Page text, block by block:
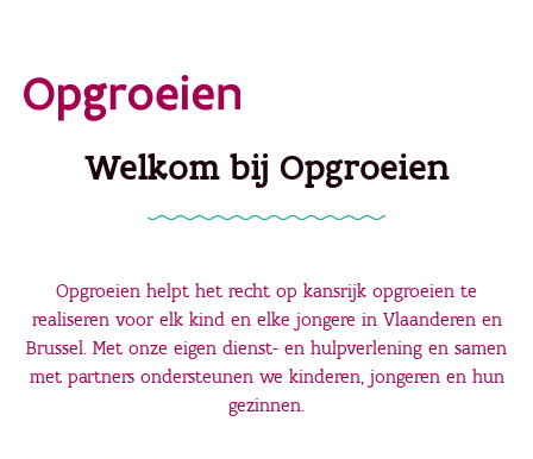
direct
hoofdinhoudWelkom bij Opgroeien
Opgroeien helpt het recht op kansrijk opgroeien te
realiseren voor elk kind en elke jongere in Vlaanderen en
Brussel. Met onze eigen dienst- en hulpverlening en samen
met partners ondersteunen we kinderen, jongeren en hun
gezinnen.